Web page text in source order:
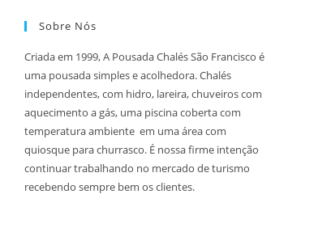
Sobre Nós
Criada em 1999, A Pousada Chalés São Francisco é
uma pousada simples e acolhedora. Chalés
independentes, com hidro, lareira, chuveiros com
aquecimento a gás, uma piscina coberta com
temperatura ambiente em uma área com
quiosque para churrasco. É nossa firme intenção
continuar trabalhando no mercado de turismo
recebendo sempre bem os clientes.